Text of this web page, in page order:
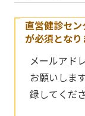
直営健診セン
が必須となり
メールアド
お願いしま
録してくだ